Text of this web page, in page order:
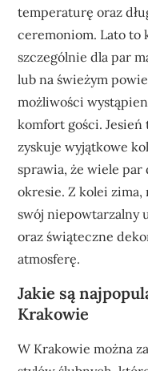
temperaturę oraz
ceremoniom. Lato to
szczególnie dla par
lub na świeżym
możliwości
komfort gości. Jesień
zyskuje wyjątkowe
sprawia, że wiele par
okresie. Z kolei zima,
swój niepowtarzalny
oraz świąteczne
atmosferę.
Jakie są
Krakowie
W Krakowie można